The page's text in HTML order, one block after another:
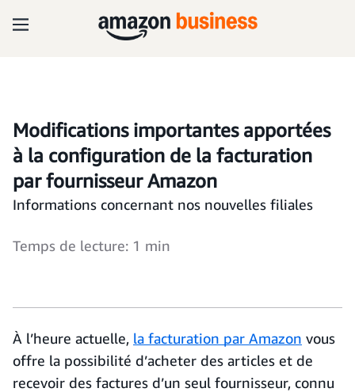
Modifications importantes apportées
à la configuration de la facturation
par fournisseur Amazon
Informations concernant nos nouvelles filiales
Temps de lecture: 1 min
À l’heure actuelle, la facturation par Amazon vous
offre la possibilité d’acheter des articles et de
recevoir des factures d’un seul fournisseur, connu